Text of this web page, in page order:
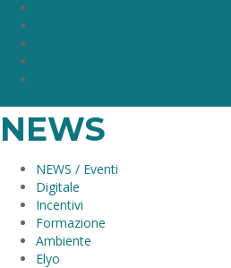
NEWS
NEWS / Eventi
Digitale
Incentivi
Formazione
Ambiente
Elyo